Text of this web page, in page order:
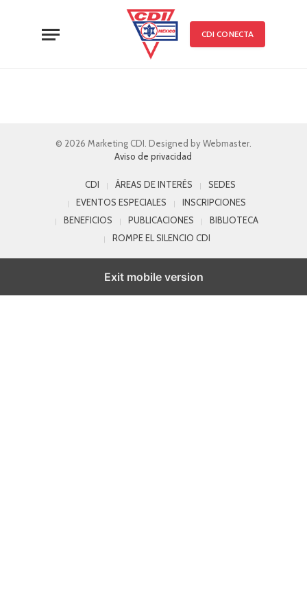
CDI CONECTA
© 2026 Marketing CDI. Designed by Webmaster.
Aviso de privacidad
CDI ÁREAS DE INTERÉS
SEDES
EVENTOS ESPECIALES
INSCRIPCIONES
BENEFICIOS
PUBLICACIONES
BIBLIOTECA
ROMPE EL SILENCIO CDI
Exit mobile version